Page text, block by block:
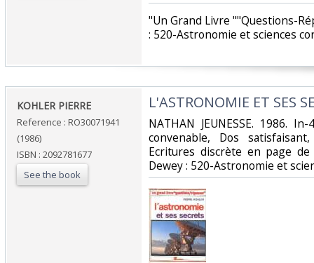
‎"Un Grand Livre ""Questions-
: 520-Astronomie et sciences
‎KOHLER PIERRE‎
Reference : RO30071941
(1986)
ISBN : 2092781677
See the book
‎L'ASTRONOMIE ET SES
‎NATHAN JEUNESSE. 1986.
convenable, Dos
Ecritures discrète en page
Dewey : 520-Astronomie et